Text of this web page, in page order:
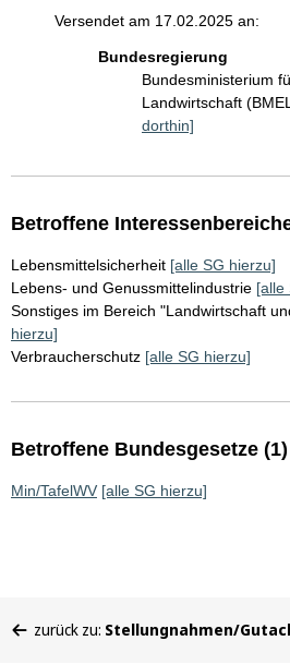
Versendet am 17.02.2025 an:
Bundesregierung
Bundesministerium
Landwirtschaft
dorthin]
Betroffene
Lebensmittelsicherheit [alle SG hierzu]
Lebens- und Genussmittelindustrie [alle
Sonstiges im Bereich "Landwirtschaft
hierzu]
Verbraucherschutz [alle SG hierzu]
Betroffene Bundesgesetze (1)
Min/TafelWV [alle SG hierzu]
befinden
zurück zu: Stellungnahmen/